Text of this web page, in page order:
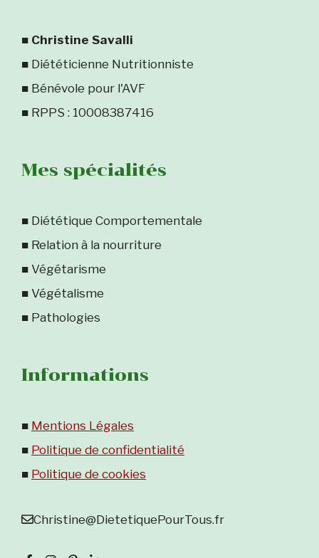
■ Christine Savalli
■ Diététicienne Nutritionniste
■ Bénévole pour l'AVF
■ RPPS : 10008387416
Mes spécialités
■ Diététique Comportementale
■ Relation à la nourriture
■ Végétarisme
■ Végétalisme
■ Pathologies
Informations
■ Mentions Légales
■ Politique de confidentialité
■ Politique de cookies
Christine@DietetiquePourTous.fr